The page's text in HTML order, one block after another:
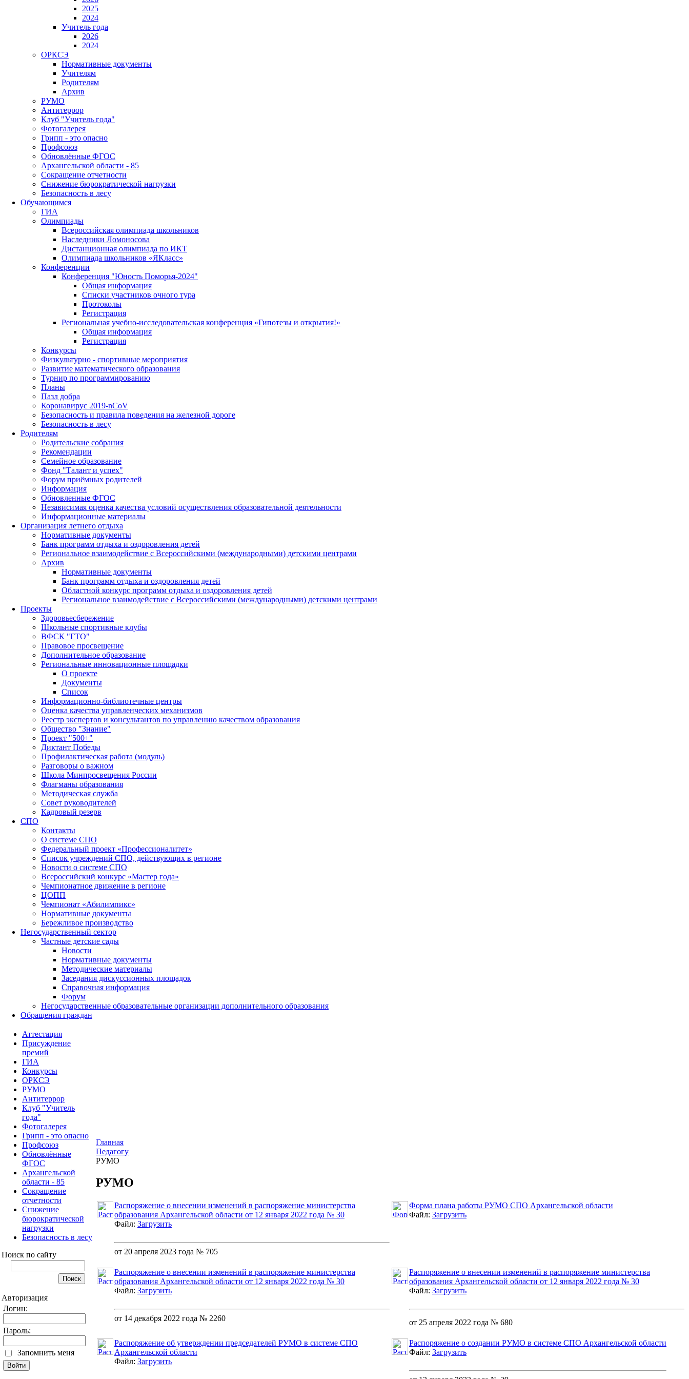
2025
2024
Учитель года
2026
2024
ОРКСЭ
Нормативные документы
Учителям
Родителям
Архив
РУМО
Антитеррор
Клуб "Учитель года"
Фотогалерея
Грипп - это опасно
Профсоюз
Обновлённые ФГОС
Архангельской области - 85
Сокращение отчетности
Снижение бюрократической нагрузки
Безопасность в лесу
Обучающимся
ГИА
Олимпиады
Всероссийская олимпиада школьников
Наследники Ломоносова
Дистанционная олимпиада по ИКТ
Олимпиада школьников «ЯКласс»
Конференции
Конференция "Юность Поморья-2024"
Общая информация
Списки участников очного тура
Протоколы
Регистрация
Региональная учебно-исследовательская конференция «Гипотезы и открытия!»
Общая информация
Регистрация
Конкурсы
Физкультурно - спортивные мероприятия
Развитие математического образования
Турнир по программированию
Планы
Пазл добра
Коронавирус 2019-nCoV
Безопасность и правила поведения на железной дороге
Безопасность в лесу
Родителям
Родительские собрания
Рекомендации
Семейное образование
Фонд "Талант и успех"
Форум приёмных родителей
Информация
Обновленные ФГОС
Независимая оценка качества условий осуществления образовательной деятельности
Информационные материалы
Организация летнего отдыха
Нормативные документы
Банк программ отдыха и оздоровления детей
Региональное взаимодействие с Всероссийскими (международными) детскими центрами
Архив
Нормативные документы
Банк программ отдыха и оздоровления детей
Областной конкурс программ отдыха и оздоровления детей
Региональное взаимодействие с Всероссийскими (международными) детскими центрами
Проекты
Здоровьесбережение
Школьные спортивные клубы
ВФСК "ГТО"
Правовое просвещение
Дополнительное образование
Региональные инновационные площадки
О проекте
Документы
Список
Информационно-библиотечные центры
Оценка качества управленческих механизмов
Реестр экспертов и консультантов по управлению качеством образования
Общество "Знание"
Проект "500+"
Диктант Победы
Профилактическая работа (модуль)
Разговоры о важном
Школа Минпросвещения России
Флагманы образования
Методическая служба
Совет руководителей
Кадровый резерв
СПО
Контакты
О системе СПО
Федеральный проект «Профессионалитет»
Список учреждений СПО, действующих в регионе
Новости о системе СПО
Всероссийский конкурс «Мастер года»
Чемпионатное движение в регионе
ЦОПП
Чемпионат «Абилимпикс»
Нормативные документы
Бережливое производство
Негосударственный сектор
Частные детские сады
Новости
Нормативные документы
Методические материалы
Заседания дискуссионных площадок
Справочная информация
Форум
Негосударственные образовательные организации дополнительного образования
Обращения граждан
Аттестация
Присуждение
премий
ГИА
Конкурсы
ОРКСЭ
РУМО
Антитеррор
Клуб "Учитель
года"
Фотогалерея
Грипп - это опасно
Профсоюз
Обновлённые
ФГОС
Архангельской
области - 85
Сокращение
отчетности
Снижение
бюрократической
нагрузки
Безопасность в лесу
Поиск по сайту
Авторизация
Логин:
Пароль:
Запомнить меня
Главная
Педагогу
РУМО
РУМО
Распоряжение о внесении изменений в распоряжение министерства
образования Архангельской области от 12 января 2022 года № 30
Файл: Загрузить
от 20 апреля 2023 года № 705
Форма плана работы РУМО СПО Архангельской области
Файл: Загрузить
Распоряжение о внесении изменений в распоряжение министерства
образования Архангельской области от 12 января 2022 года № 30
Файл: Загрузить
от 14 декабря 2022 года № 2260
Распоряжение о внесении изменений в распоряжение министерства
образования Архангельской области от 12 января 2022 года № 30
Файл: Загрузить
от 25 апреля 2022 года № 680
Распоряжение об утверждении председателей РУМО в системе СПО
Архангельской области
Файл: Загрузить
Распоряжение о создании РУМО в системе СПО Архангельской области
Файл: Загрузить